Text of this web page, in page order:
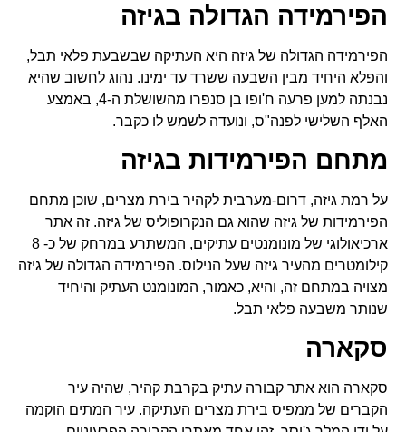
הפירמידה הגדולה בגיזה
הפירמידה הגדולה של גיזה היא העתיקה שבשבעת פלאי תבל,
והפלא היחיד מבין השבעה ששרד עד ימינו. נהוג לחשוב שהיא
נבנתה למען פרעה ח'ופו בן סנפרו מהשושלת ה-4, באמצע
האלף השלישי לפנה"ס, ונועדה לשמש לו כקבר.
מתחם הפירמידות בגיזה
על רמת גיזה, דרום-מערבית לקהיר בירת מצרים, שוכן מתחם
הפירמידות של גיזה שהוא גם הנקרופוליס של גיזה. זה אתר
ארכיאולוגי של מונומנטים עתיקים, המשתרע במרחק של כ- 8
קילומטרים מהעיר גיזה שעל הנילוס. הפירמידה הגדולה של גיזה
מצויה במתחם זה, והיא, כאמור, המונומנט העתיק והיחיד
שנותר משבעה פלאי תבל.
סקארה
סקארה הוא אתר קבורה עתיק בקרבת קהיר, שהיה עיר
הקברים של ממפיס בירת מצרים העתיקה. עיר המתים הוקמה